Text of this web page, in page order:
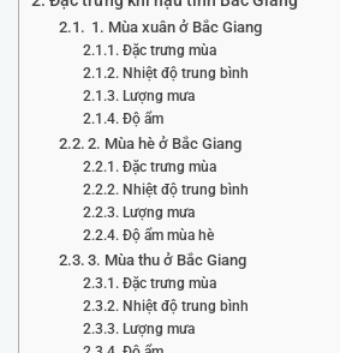
1. Mùa xuân ở Bắc Giang
Đặc trưng mùa
Nhiệt độ trung bình
Lượng mưa
Độ ẩm
2. Mùa hè ở Bắc Giang
Đặc trưng mùa
Nhiệt độ trung bình
Lượng mưa
Độ ẩm mùa hè
3. Mùa thu ở Bắc Giang
Đặc trưng mùa
Nhiệt độ trung bình
Lượng mưa